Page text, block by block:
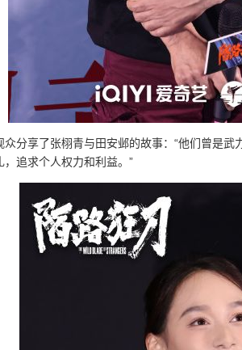
众分享了张栩青与田安邺的故事：“他们曾是
追求个人权力和利益。”